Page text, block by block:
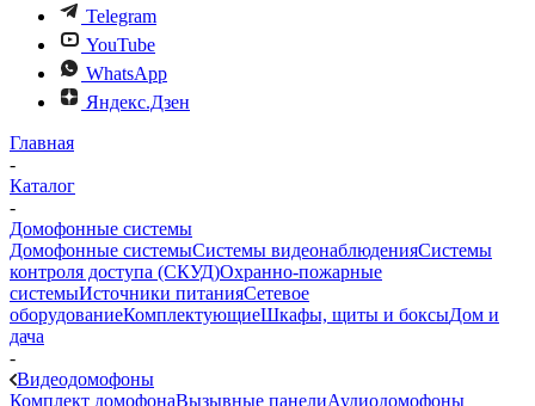
Telegram
YouTube
WhatsApp
Яндекс.Дзен
Главная
-
Каталог
-
Домофонные системы
Домофонные системыСистемы видеонаблюденияСистемы
контроля доступа (СКУД)Охранно-пожарные
системыИсточники питанияСетевое
оборудованиеКомплектующиеШкафы, щиты и боксыДом и
дача
-
Видеодомофоны
Комплект домофонаВызывные панелиАудиодомофоны